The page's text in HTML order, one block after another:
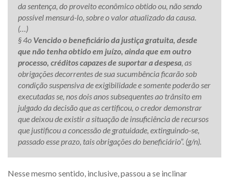
da sentença, do proveito econômico obtido ou, não sendo
possível mensurá-lo, sobre o valor atualizado da causa.
(…)
§ 4o Vencido o beneficiário da justiça gratuita, desde
que não tenha obtido em juízo, ainda que em outro
processo, créditos capazes de suportar a despesa, as
obrigações decorrentes de sua sucumbência ficarão sob
condição suspensiva de exigibilidade e somente poderão ser
executadas se, nos dois anos subsequentes ao trânsito em
julgado da decisão que as certificou, o credor demonstrar
que deixou de existir a situação de insuficiência de recursos
que justificou a concessão de gratuidade, extinguindo-se,
passado esse prazo, tais obrigações do beneficiário”. (g/n).
Nesse mesmo sentido, inclusive, passou a se inclinar